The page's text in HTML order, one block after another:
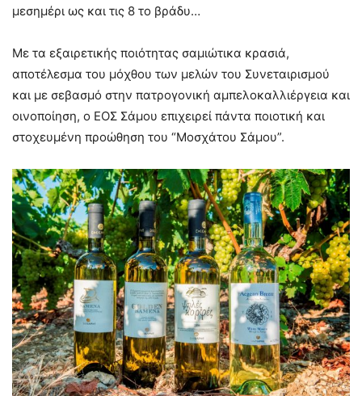
μεσημέρι ως και τις 8 το βράδυ…
Με τα εξαιρετικής ποιότητας σαμιώτικα κρασιά,
αποτέλεσμα του μόχθου των μελών του Συνεταιρισμού
και με σεβασμό στην πατρογονική αμπελοκαλλιέργεια και
οινοποίηση, ο ΕΟΣ Σάμου επιχειρεί πάντα ποιοτική και
στοχευμένη προώθηση του “Μοσχάτου Σάμου”.